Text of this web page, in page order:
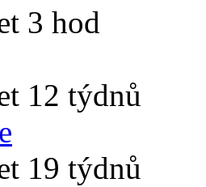
3 hod
12 týdnů
19 týdnů